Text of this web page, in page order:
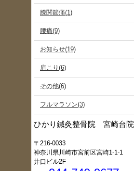
膝関節痛(1)
腰痛(9)
お知らせ(19)
肩こり(6)
その他(6)
フルマラソン(3)
ひかり鍼灸整骨院 宮崎台院
〒216-0033
神奈川県川崎市宮前区宮崎1-1-1
井口ビル2F